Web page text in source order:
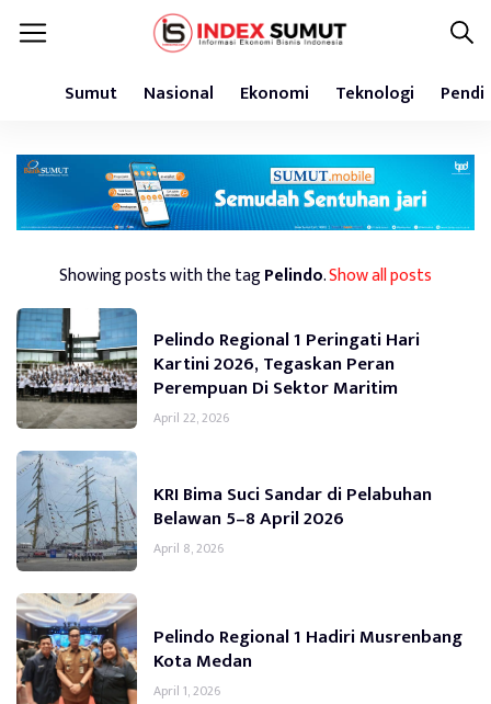
Sumut Nasional Ekonomi Teknologi
Showing posts with the tagPelindo.Show all posts
Pelindo Regional 1 Peringati Hari
Kartini 2026, Tegaskan Peran
Perempuan Di Sektor Maritim
April 22, 2026
KRI Bima Suci Sandar di Pelabuhan
Belawan 5–8 April 2026
April 8, 2026
Pelindo Regional 1 Hadiri Musrenbang
Kota Medan
April 1, 2026